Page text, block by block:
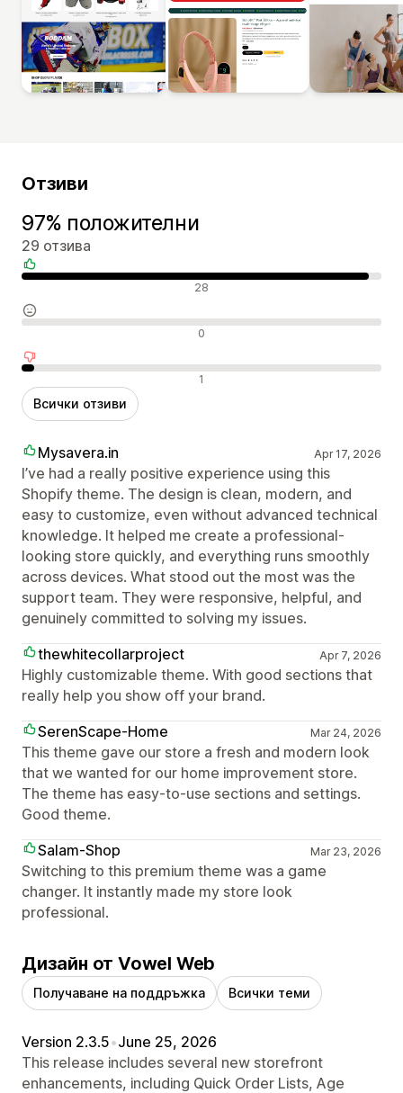
Отзиви
97% положителни
29 отзива
Положителни отзиви 28
Неутрални отзиви 0
Отрицателни отзиви 1
Всички отзиви
Mysavera.in Apr 17, 2026
I’ve had a really positive experience using this
Shopify theme. The design is clean, modern, and
easy to customize, even without advanced technical
knowledge. It helped me create a professional-
looking store quickly, and everything runs smoothly
across devices. What stood out the most was the
support team. They were responsive, helpful, and
genuinely committed to solving my issues.
thewhitecollarproject
Apr 7, 2026
Highly customizable theme. With good sections that
really help you show off your brand.
SerenScape-Home
Mar 24, 2026
This theme gave our store a fresh and modern look
that we wanted for our home improvement store.
The theme has easy-to-use sections and settings.
Good theme.
Salam-Shop
Mar 23, 2026
Switching to this premium theme was a game
changer. It instantly made my store look
professional.
Дизайн от Vowel Web
Получаване на поддръжка Всички теми
Version 2.3.5•June 25, 2026
This release includes several new storefront
enhancements, including Quick Order Lists, Age